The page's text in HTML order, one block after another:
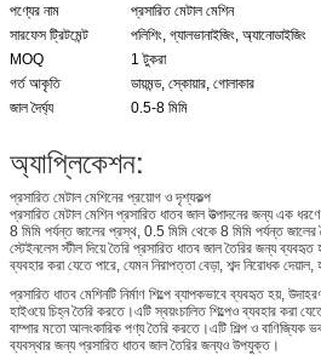
পণ্যের নাম
প্রসারিত মেটাল মেশিন
সারফেস ট্রিটমেন্ট
পলিশিং, গ্যালভানাইজিং, অ্যানোডাইজিং
MOQ
1 টুকরা
গর্ত আকৃতি
ডায়মন্ড, স্কোয়ার, গোলাকার
জাল দৈর্ঘ্য
0.5-8 মিমি
অ্যাপ্লিকেশন:
প্রসারিত মেটাল মেশিনের প্রয়োগ ও দৃশ্যকল্প
প্রসারিত মেটাল মেশিন প্রসারিত ধাতব জাল উত্পাদনের জন্য এক
8 মিমি পর্যন্ত জালের প্রস্থ, 0.5 মিমি থেকে 8 মিমি পর্যন্ত জালের
স্টেইনলেস স্টীল দিয়ে তৈরি প্রসারিত ধাতব জাল তৈরির জন্য
ব্যবহার করা যেতে পারে, যেমন নিরাপত্তা বেড়া, শব্দ নিরোধক
প্রসারিত ধাতব মেশিনটি নির্মাণ শিল্পে ব্যাপকভাবে ব্যবহৃত হয়,
হাইওয়ে চিহ্ন তৈরি করতে।এটি স্বয়ংচালিত শিল্পেও ব্যবহার করা
বাম্পার মতো আলংকারিক পণ্য তৈরি করতে।এটি শিল্প ও বাণিজ্যিক
ব্যবস্থার জন্য প্রসারিত ধাতব জাল তৈরির জন্যও উপযুক্ত।